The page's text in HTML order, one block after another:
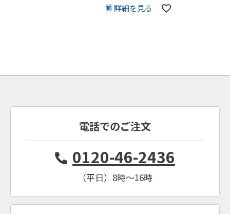
詳細を見る
電話でのご注文
0120-46-2436
（平日）8時〜16時